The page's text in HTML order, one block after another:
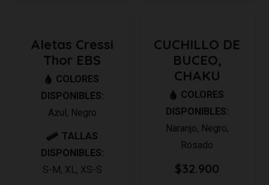
Aletas Cressi
Thor EBS
COLORES
DISPONIBLES:
Azul, Negro
TALLAS
DISPONIBLES:
S-M, XL, XS-S
CUCHILLO DE
BUCEO,
CHAKU
COLORES
DISPONIBLES:
Naranjo, Negro,
Rosado
$32.900